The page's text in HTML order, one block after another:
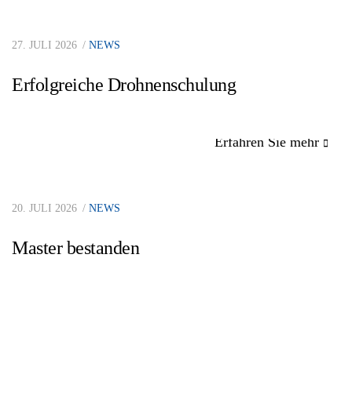
27. JULI 2026 NEWS
Erfolgreiche Drohnenschulung
Erfahren Sie mehr
20. JULI 2026 NEWS
Master bestanden